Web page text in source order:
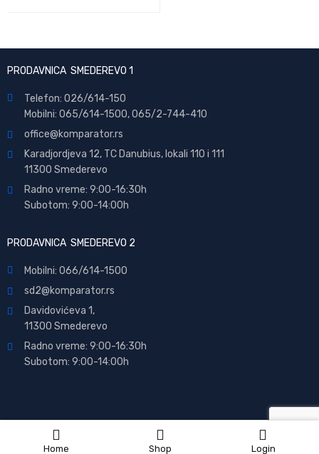
Home Shop Login
PRODAVNICA SMEDEREVO 1
Telefon: 026/614-150
Mobilni: 065/614-1500, 065/2-744-410
office@komparator.rs
Karadjordjeva 12, TC Danubius, lokali 110 i 111
11300 Smederevo
Radno vreme: 9:00-16:30h
Subotom: 9:00-14:00h
PRODAVNICA SMEDEREVO 2
Mobilni: 066/614-1500
sd2@komparator.rs
Davidovićeva 1,
11300 Smederevo
Radno vreme: 9:00-16:30h
Subotom: 9:00-14:00h